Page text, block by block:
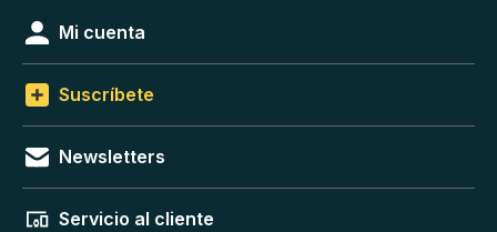
Mi cuenta
Suscríbete
Newsletters
Servicio al cliente